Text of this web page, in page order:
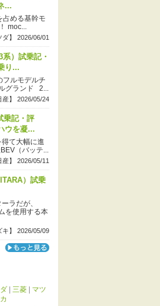
...
占める基幹モ
moc...
ダ】 2026/06/01
）試乗記・
り...
フルモデルチ
グランド 2...
産】 2026/05/24
乗記・評
ウを凝...
て大幅に進
（バッテ...
産】 2026/05/11
）試乗
ラだが、
を使用する本
キ】 2026/05/09
三菱
マツ